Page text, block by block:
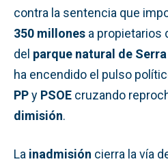
contra la sentencia que
350 millones a propietarios
del parque natural de
ha encendido el pulso
PPy PSOE cruzando
dimisión.
La inadmisión cierra la vía